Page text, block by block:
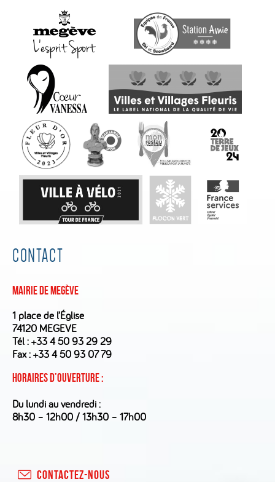
CONTACT
Mairie de Megève
1 place de l’Église
74120 MEGEVE
Tél :+33 4 50 93 29 29
Fax : +33 4 50 93 07 79
Horaires d’ouverture :
Du lundi au vendredi :
8h30 – 12h00 / 13h30 – 17h00
CONTACTEZ-NOUS